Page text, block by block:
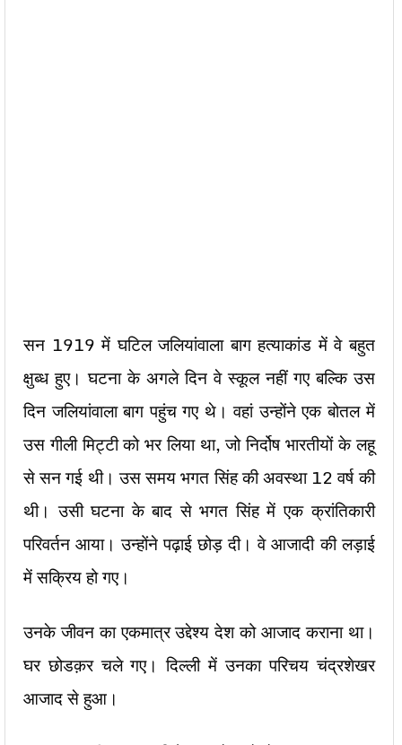
सन 1919 में घटिल जलियांवाला बाग हत्याकांड में वे बहुत
क्षुब्ध हुए। घटना के अगले दिन वे स्कूल नहीं गए बल्कि उस
दिन जलियांवाला बाग पहुंच गए थे। वहां उन्होंने एक बोतल में
उस गीली मिट्टी को भर लिया था, जो निर्दोष भारतीयों के लहू
से सन गई थी। उस समय भगत सिंह की अवस्था 12 वर्ष की
थी। उसी घटना के बाद से भगत सिंह में एक क्रांतिकारी
परिवर्तन आया। उन्होंने पढ़ाई छोड़ दी। वे आजादी की लड़ाई
में सक्रिय हो गए।
उनके जीवन का एकमात्र उद्देश्य देश को आजाद कराना था।
घर छोडक़र चले गए। दिल्ली में उनका परिचय चंद्रशेखर
आजाद से हुआ।